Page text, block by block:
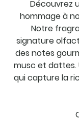
Découvrez
hommage à
Notre
signature
des notes
musc et dattes.
qui capture la